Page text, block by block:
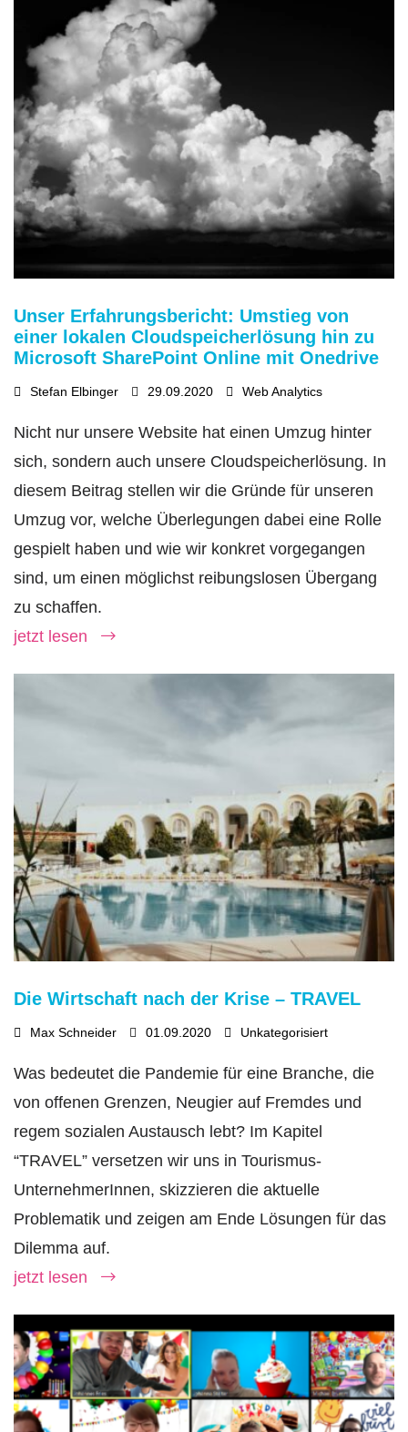
Unser Erfahrungsbericht: Umstieg von
einer lokalen Cloudspeicherlösung hin zu
Microsoft SharePoint Online mit Onedrive
Stefan Elbinger 29.09.2020 Web Analytics
Nicht nur unsere Website hat einen Umzug hinter
sich, sondern auch unsere Cloudspeicherlösung. In
diesem Beitrag stellen wir die Gründe für unseren
Umzug vor, welche Überlegungen dabei eine Rolle
gespielt haben und wie wir konkret vorgegangen
sind, um einen möglichst reibungslosen Übergang
zu schaffen.
jetzt lesen
Die Wirtschaft nach der Krise – TRAVEL
Max Schneider 01.09.2020 Unkategorisiert
Was bedeutet die Pandemie für eine Branche, die
von offenen Grenzen, Neugier auf Fremdes und
regem sozialen Austausch lebt? Im Kapitel
“TRAVEL” versetzen wir uns in Tourismus-
UnternehmerInnen, skizzieren die aktuelle
Problematik und zeigen am Ende Lösungen für das
Dilemma auf.
jetzt lesen